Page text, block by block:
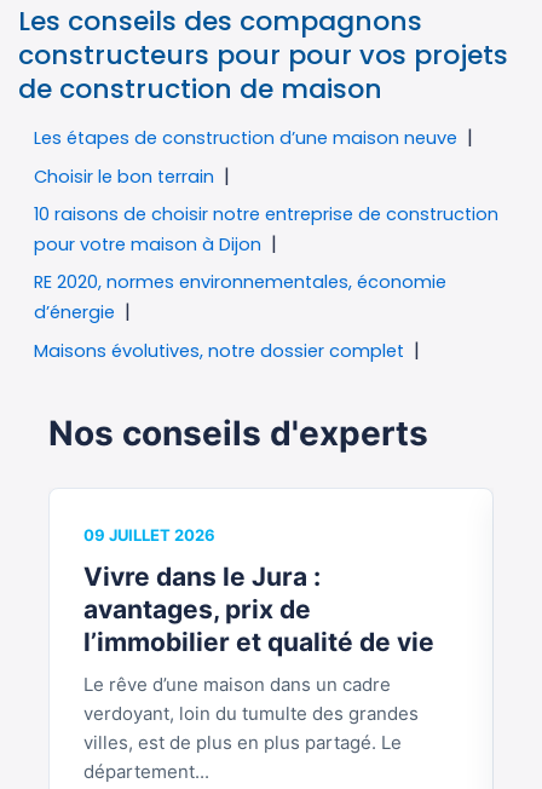
Les conseils des compagnons
constructeurs pour pour vos projets
de construction de maison
Les étapes de construction d’une maison neuve
Choisir le bon terrain
10 raisons de choisir notre entreprise de construction
pour votre maison à Dijon
RE 2020, normes environnementales, économie
d’énergie
Maisons évolutives, notre dossier complet
Nos conseils d'experts
09 JUILLET 2026
Vivre dans le Jura :
avantages, prix de
l’immobilier et qualité de vie
Le rêve d’une maison dans un cadre
verdoyant, loin du tumulte des grandes
villes, est de plus en plus partagé. Le
département...